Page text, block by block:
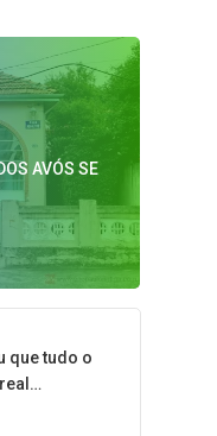
AVÓS SE
que tudo o